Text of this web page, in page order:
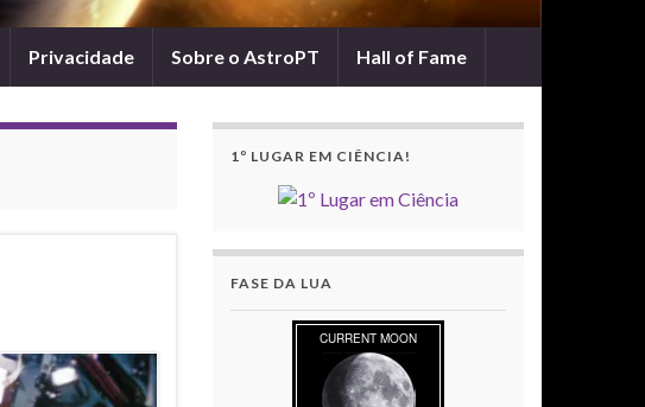
Privacidade Sobre o AstroPT Hall of Fame
1º LUGAR EM CIÊNCIA!
FASE DA LUA